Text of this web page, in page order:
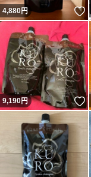
4,880円
9,190円